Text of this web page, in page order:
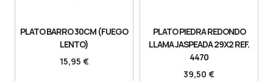
PLATO BARRO 30CM (FUEGO
LENTO)
15,95 €
PLATO PIEDRA REDONDO
LLAMA JASPEADA 29X2 REF.
4470
39,50 €